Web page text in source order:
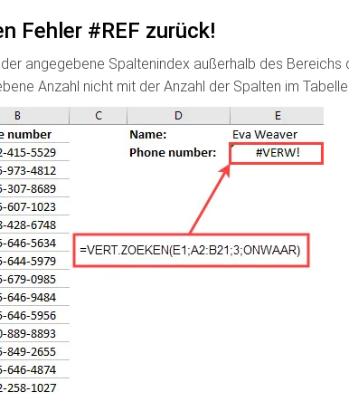
Fehler #REF zurück!
angegebene Spaltenindex außerhalb des Bereichs
Anzahl nicht mit der Anzahl der Spalten im